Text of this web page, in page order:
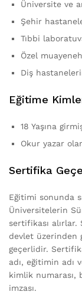
Üniversite ve
Şehir
Tıbbi
Özel
Diş
Eğitime
18 Yaşına
Okur yazar
Sertifika
Eğitimi sonunda
Üniversitelerin
sertifikası
devlet üzerinden
geçerlidir.
adı, eğitimin adı
kimlik numarası,
imzası.